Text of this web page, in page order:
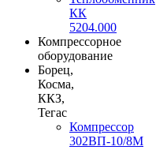
КК
5204.000
Компрессорное
оборудование
Борец,
Косма,
ККЗ,
Тегас
Компрессор
302ВП-10/8М